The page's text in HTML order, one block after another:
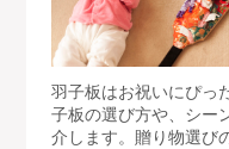
羽子板はお祝いにぴっ
子板の選び方や、シー
介します。贈り物選び